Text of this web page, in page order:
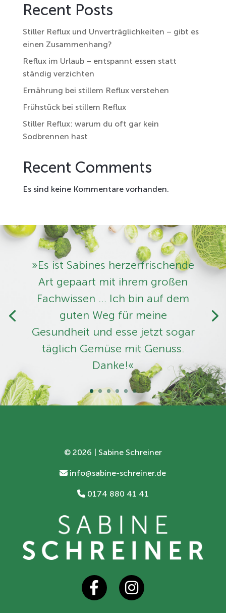
Recent Posts
Stiller Reflux und Unverträglichkeiten – gibt es
einen Zusammenhang?
Reflux im Urlaub – entspannt essen statt
ständig verzichten
Ernährung bei stillem Reflux verstehen
Frühstück bei stillem Reflux
Stiller Reflux: warum du oft gar kein
Sodbrennen hast
Recent Comments
Es sind keine Kommentare vorhanden.
»Es ist Sabines herzerfrischende
Art ­gepaart mit ihrem großen
Fachwissen … Ich bin auf dem
guten Weg für meine
Gesundheit und esse jetzt sogar
täglich Gemüse mit Genuss.
Danke!«
© 2026 | Sabine Schreiner
info@sabine-schreiner.de
0174 880 41 41